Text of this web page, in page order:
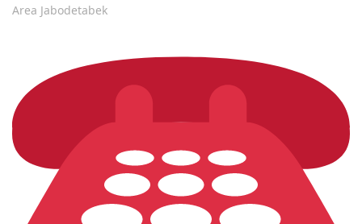
Area Jabodetabek